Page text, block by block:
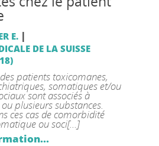
E. |
DE LA SUISSE
patients toxicomanes,
somatiques et/ou
sont associés à
plusieurs substances.
ces cas de comorbidité
ou soci[...]